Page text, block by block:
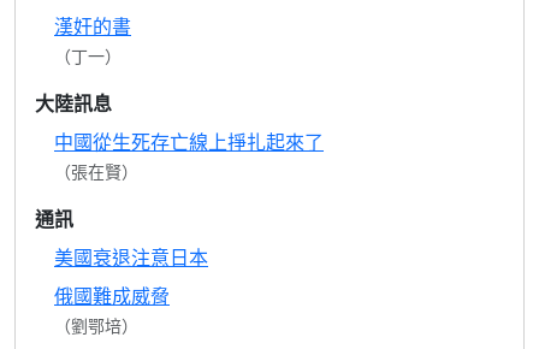
漢奸的書
（丁一）
大陸訊息
中國從生死存亡線上掙扎起來了
（張在賢）
通訊
美國衰退注意日本
俄國難成威脅
（劉鄂培）